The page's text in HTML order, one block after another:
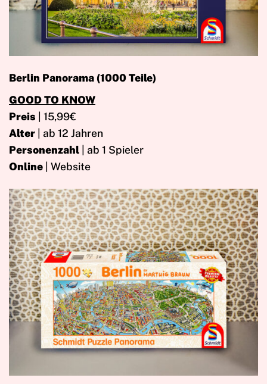
Berlin Panorama (1000 Teile)
GOOD TO KNOW
Preis | 15,99€
Alter | ab 12 Jahren
Personenzahl | ab 1 Spieler
Online | Website